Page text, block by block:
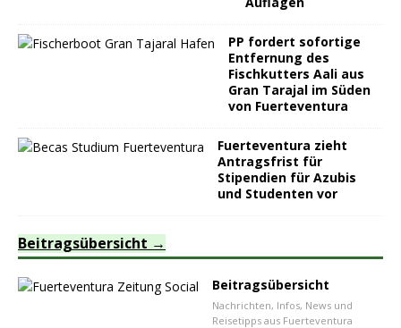
PP fordert sofortige
Entfernung des
Fischkutters Aali aus
Gran Tarajal im Süden
von Fuerteventura
Fuerteventura zieht
Antragsfrist für
Stipendien für Azubis
und Studenten vor
Beitragsübersicht
Beitragsübersicht
Nachrichten, Infos, News und
Reisetipps aus Fuerteventura